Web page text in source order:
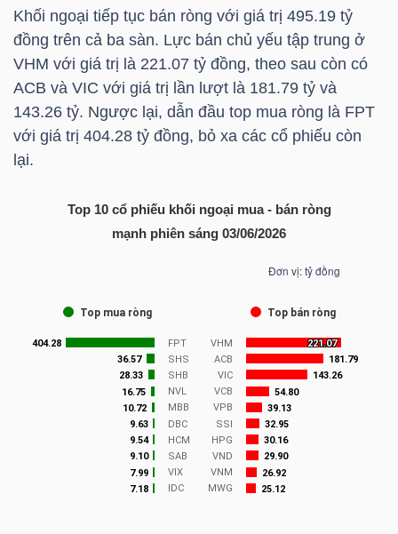
Khối ngoại tiếp tục bán ròng với giá trị 495.19 tỷ
đồng trên cả ba sàn. Lực bán chủ yếu tập trung ở
VHM với giá trị là 221.07 tỷ đồng, theo sau còn có
ACB và VIC với giá trị lần lượt là 181.79 tỷ và
143.26 tỷ. Ngược lại, dẫn đầu top mua ròng là FPT
với giá trị 404.28 tỷ đồng, bỏ xa các cổ phiếu còn
lại.
Top 10 cổ phiếu khối ngoại mua - bán ròng
mạnh phiên sáng 03/06/2026
(-)
Báo
cáo
phân
tích
Dịch